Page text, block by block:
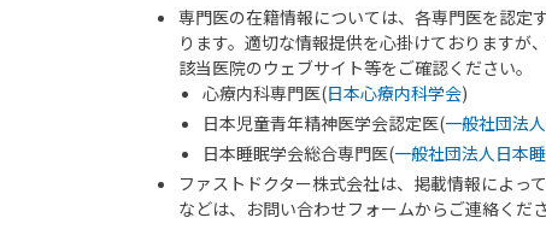
専門医の在籍情報については、各専門医を認定
ります。適切な情報提供を心掛けております
該当医院のウェブサイト等をご確認ください。
心療内科専門医(日本心療内科学会)
日本児童青年精神医学会認定医(一般社団法
日本睡眠学会総合専門医(一般社団法人日本
ファストドクター株式会社は、掲載情報によっ
などは、お問い合わせフォームからご連絡くださ